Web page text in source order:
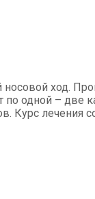
ход.
одной – две
лечения